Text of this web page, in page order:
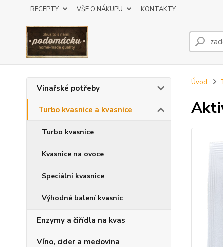
RECEPTY VŠE O NÁKUPU KONTAKTY
Vinařské potřeby
Turbo kvasnice a kvasnice
Turbo kvasnice
Kvasnice na ovoce
Speciální kvasnice
Výhodné balení kvasnic
Enzymy a čiřídla na kvas
Víno, cider a medovina
Úvod